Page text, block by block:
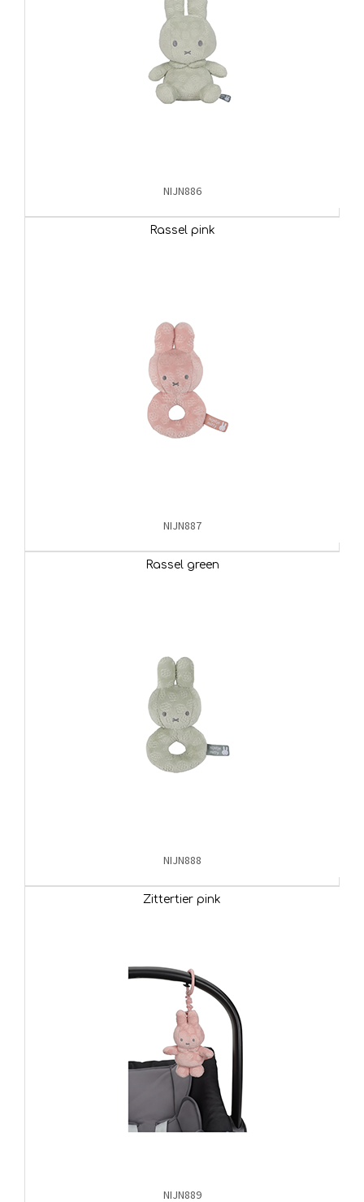
NIJN886
Rassel pink
NIJN887
Rassel green
NIJN888
Zittertier pink
NIJN889